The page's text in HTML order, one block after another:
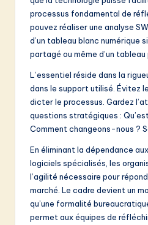
processus fondamental de
pouvez réaliser une analyse
d’un tableau blanc numérique
partagé ou même d’un tableau
L’essentiel réside dans la
dans le support utilisé. Évitez
dicter le processus. Gardez
questions stratégiques :
Comment changeons-nous ?
En éliminant la dépendance
logiciels spécialisés, les
l’agilité nécessaire pour
marché. Le cadre devient un
qu’une formalité
permet aux équipes de